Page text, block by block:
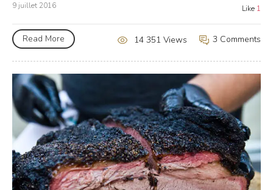
9 juillet 2016 Like 1
Read More 3 Comments
14 351 Views